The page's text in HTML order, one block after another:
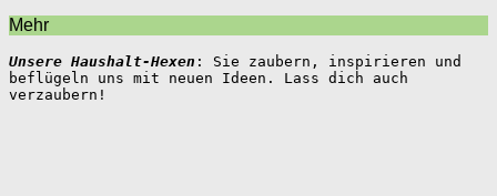
Mehr
Unsere Haushalt-Hexen : Sie zaubern, inspirieren und
beflügeln uns mit neuen Ideen. Lass dich auch
verzaubern!